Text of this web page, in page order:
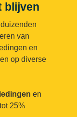
blijven
van
en
op diverse
en
25%